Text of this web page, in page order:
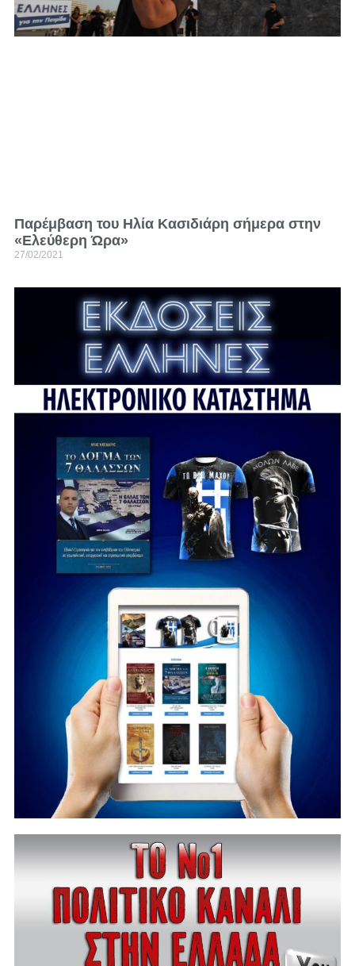
Παρέμβαση του Ηλία Κασιδιάρη σήμερα στην
«Ελεύθερη Ώρα»
27/02/2021